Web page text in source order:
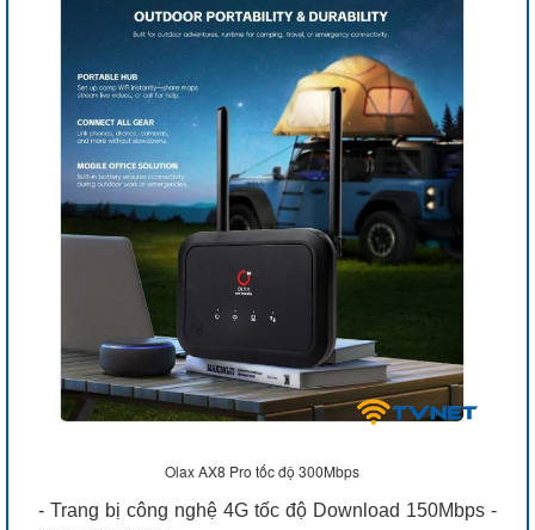
Olax AX8 Pro tốc độ 300Mbps
- Trang bị công nghệ 4G tốc độ Download 150Mbps -